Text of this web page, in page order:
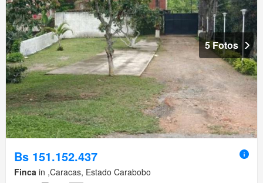
5 Fotos
Bs 151.152.437
Finca in ,Caracas, Estado Carabobo